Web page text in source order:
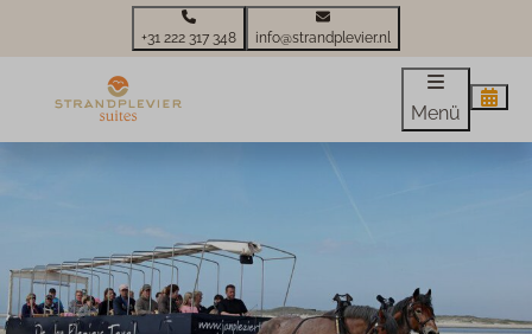
+31 222 317 348 info@strandplevier.nl
Menü